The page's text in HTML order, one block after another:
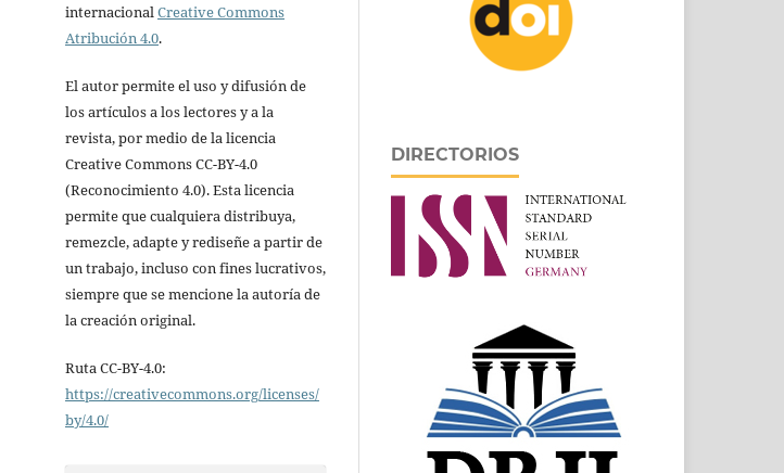
internacionalCreative Commons
Atribución 4.0.
El autor permite el uso y difusión de
los artículos a los lectores y a la
revista, por medio de la licencia
Creative Commons CC-BY-4.0
(Reconocimiento 4.0). Esta licencia
permite que cualquiera distribuya,
remezcle, adapte y rediseñe a partir de
un trabajo, incluso con fines lucrativos,
siempre que se mencione la autoría de
la creación original.
Ruta CC-BY-4.0:
https://creativecommons.org/licenses/
by/4.0/
DIRECTORIOS